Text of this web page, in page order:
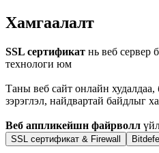
Хамгаалалт
SSL сертификат нь веб сервер
технологи юм
Таны веб сайт онлайн
зэрэглэл, найдвартай байдлыг
Веб аппликейшн файрволл
SSL сертификат & Firewall